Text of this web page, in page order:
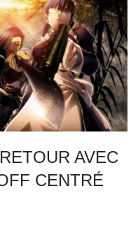
AVEC
CENTRÉ